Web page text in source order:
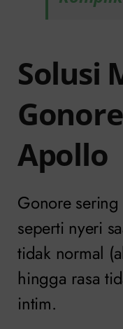
Solusi
Apollo
Gonore
seperti nyeri
tidak normal
hingga rasa
intim.